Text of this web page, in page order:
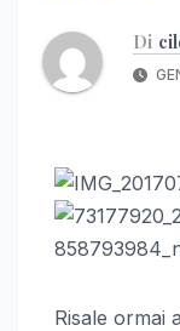
Di
Risale ormai